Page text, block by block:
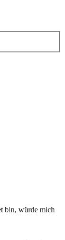
bin, würde mich